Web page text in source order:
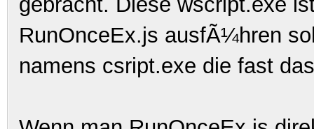
RunOnceEx.js ausfÃ¼hren
namens csript.exe die fast